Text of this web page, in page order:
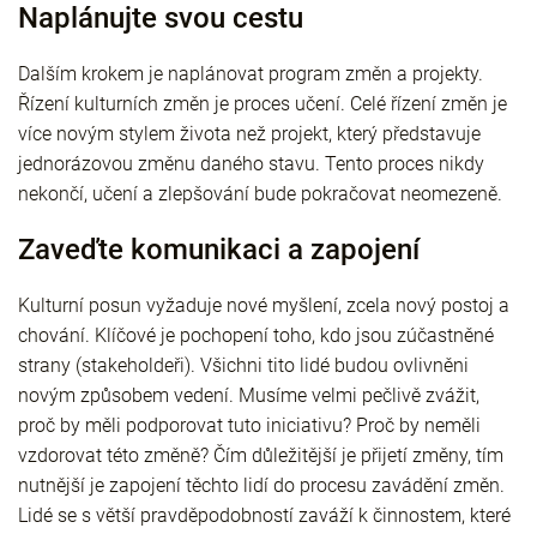
Naplánujte svou cestu
Dalším krokem je naplánovat program změn a projekty.
Řízení kulturních změn je proces učení. Celé řízení změn je
více novým stylem života než projekt, který představuje
jednorázovou změnu daného stavu. Tento proces nikdy
nekončí, učení a zlepšování bude pokračovat neomezeně.
Zaveďte komunikaci a zapojení
Kulturní posun vyžaduje nové myšlení, zcela nový postoj a
chování. Klíčové je pochopení toho, kdo jsou zúčastněné
strany (stakeholdeři). Všichni tito lidé budou ovlivněni
novým způsobem vedení. Musíme velmi pečlivě zvážit,
proč by měli podporovat tuto iniciativu? Proč by neměli
vzdorovat této změně? Čím důležitější je přijetí změny, tím
nutnější je zapojení těchto lidí do procesu zavádění změn.
Lidé se s větší pravděpodobností zaváží k činnostem, které